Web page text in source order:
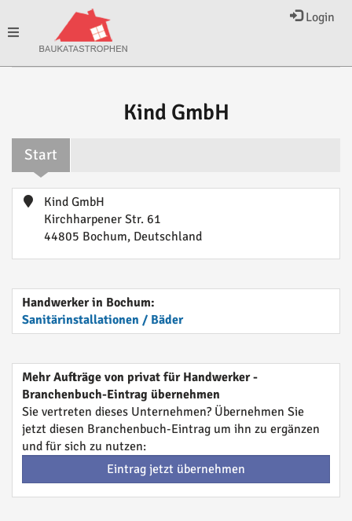
Login
Toggle
Kind GmbH
Start
Kind GmbH
Kirchharpener Str. 61
44805 Bochum, Deutschland
Handwerker in Bochum:
Sanitärinstallationen / Bäder
Mehr Aufträge von privat für Handwerker -
Branchenbuch-Eintrag übernehmen
Sie vertreten dieses Unternehmen? Übernehmen Sie
jetzt diesen Branchenbuch-Eintrag um ihn zu ergänzen
und für sich zu nutzen:
Eintrag jetzt übernehmen